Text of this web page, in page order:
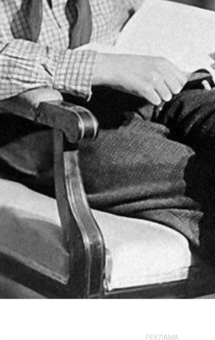
РЕКЛАМА